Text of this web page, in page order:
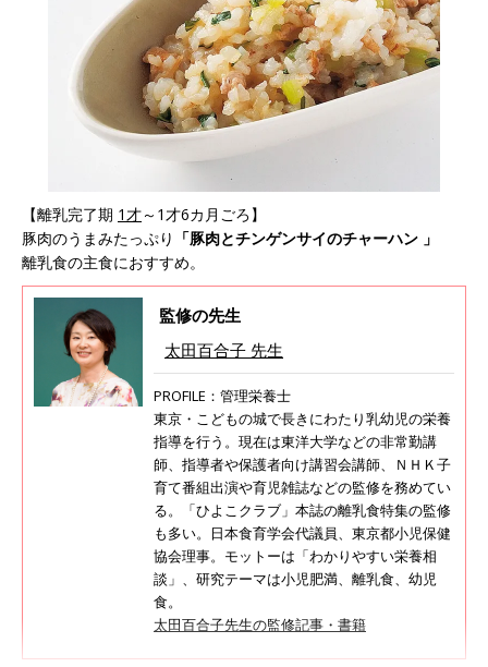
【離乳完了期 1才～1才6カ月ごろ】
豚肉のうまみたっぷり 「豚肉とチンゲンサイのチャーハン 」
離乳食の主食におすすめ。
監修の先生
太田百合子 先生
PROFILE：管理栄養士
東京・こどもの城で長きにわたり乳幼児の栄養
指導を行う。現在は東洋大学などの非常勤講
師、指導者や保護者向け講習会講師、ＮＨＫ子
育て番組出演や育児雑誌などの監修を務めてい
る。「ひよこクラブ」本誌の離乳食特集の監修
も多い。日本食育学会代議員、東京都小児保健
協会理事。モットーは「わかりやすい栄養相
談」、研究テーマは小児肥満、離乳食、幼児
食。
太田百合子先生の監修記事・書籍